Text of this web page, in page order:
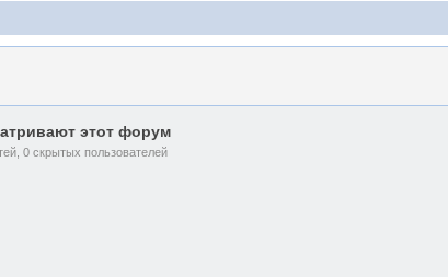
этот форум
0 скрытых пользователей